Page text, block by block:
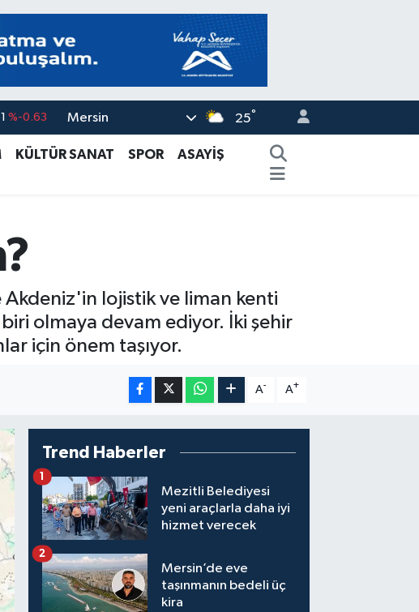
%0.16
%70
Mersin 25°
KÜLTÜR SANAT SPOR
ASAYİŞ
Akdeniz'in lojistik ve liman kenti
olmaya devam ediyor. İki şehir
için önem taşıyor.
A- A+
Trend Haberler
Mezitli Belediyesi
yeni araçlarla daha iyi
hizmet verecek
1
Mersin’de eve
taşınmanın bedeli üç
kira
2